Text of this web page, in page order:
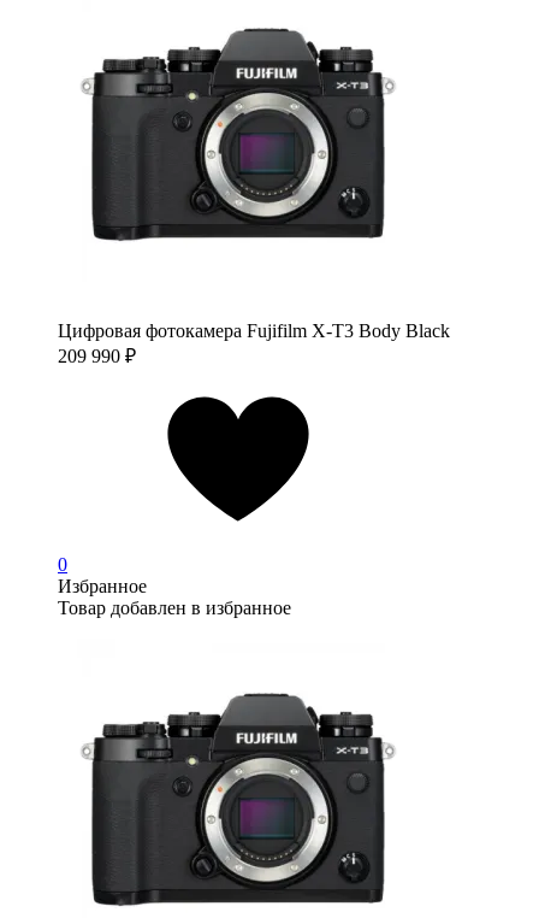
Цифровая фотокамера Fujifilm X-T3 Body Black
209 990 ₽
0
Избранное
Товар добавлен в избранное